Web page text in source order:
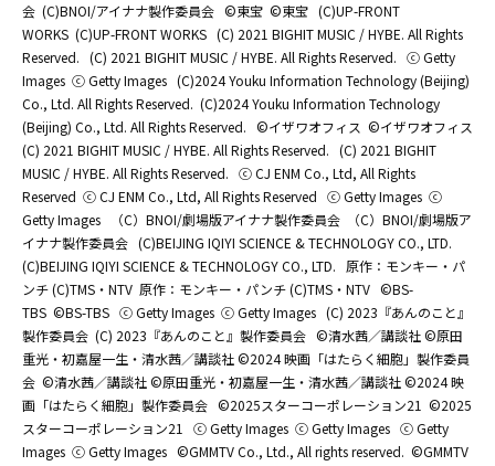
会 (C)BNOI/アイナナ製作委員会 ©東宝 ©東宝 (C)UP-FRONT
WORKS (C)UP-FRONT WORKS (C) 2021 BIGHIT MUSIC / HYBE. All Rights
Reserved. (C) 2021 BIGHIT MUSIC / HYBE. All Rights Reserved. ⓒ Getty
Images ⓒ Getty Images (C)2024 Youku Information Technology (Beijing)
Co., Ltd. All Rights Reserved. (C)2024 Youku Information Technology
(Beijing) Co., Ltd. All Rights Reserved. ©イザワオフィス ©イザワオフィス
(C) 2021 BIGHIT MUSIC / HYBE. All Rights Reserved. (C) 2021 BIGHIT
MUSIC / HYBE. All Rights Reserved. ⓒ CJ ENM Co., Ltd, All Rights
Reserved ⓒ CJ ENM Co., Ltd, All Rights Reserved ⓒ Getty Images ⓒ
Getty Images
（C）BNOI/劇場版アイナナ製作委員会
（C）BNOI/劇場版ア
イナナ製作委員会 (C)BEIJING IQIYI SCIENCE & TECHNOLOGY CO., LTD.
(C)BEIJING IQIYI SCIENCE & TECHNOLOGY CO., LTD.
原作：モンキー・パ
ンチ (C)TMS・NTV 原作：モンキー・パンチ (C)TMS・NTV ©BS-
TBS ©BS-TBS ⓒ Getty Images ⓒ Getty Images (C) 2023『あんのこと』
製作委員会 (C) 2023『あんのこと』製作委員会 ©清水茜／講談社 ©原田
重光・初嘉屋一生・清水茜／講談社 ©2024 映画「はたらく細胞」製作委員
会 ©清水茜／講談社 ©原田重光・初嘉屋一生・清水茜／講談社 ©2024 映
画「はたらく細胞」製作委員会 ©2025スターコーポレーション21 ©2025
スターコーポレーション21
ⓒ Getty Images ⓒ Getty Images ⓒ Getty
Images ⓒ Getty Images ©GMMTV Co., Ltd., All rights reserved. ©GMMTV